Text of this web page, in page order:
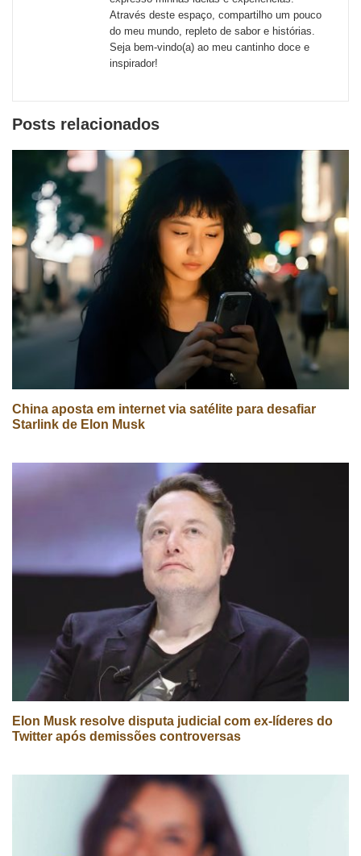
Através deste espaço, compartilho um pouco
do meu mundo, repleto de sabor e histórias.
Seja bem-vindo(a) ao meu cantinho doce e
inspirador!
Posts relacionados
China aposta em internet via satélite para desafiar
Starlink de Elon Musk
Elon Musk resolve disputa judicial com ex-líderes do
Twitter após demissões controversas